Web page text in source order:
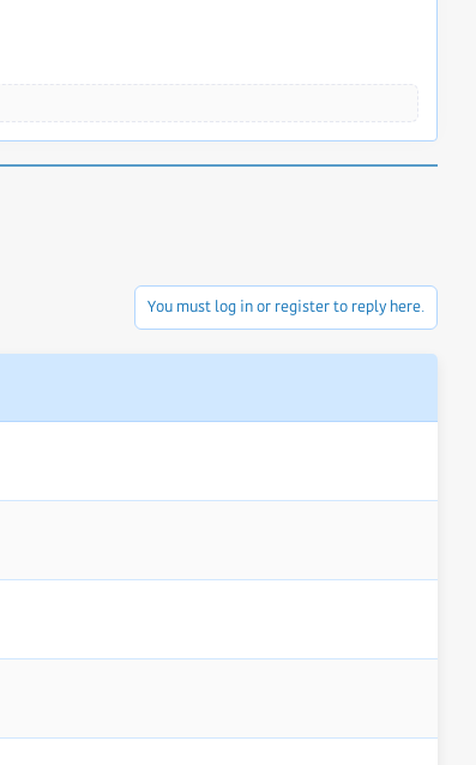
You must log in or register to reply here.